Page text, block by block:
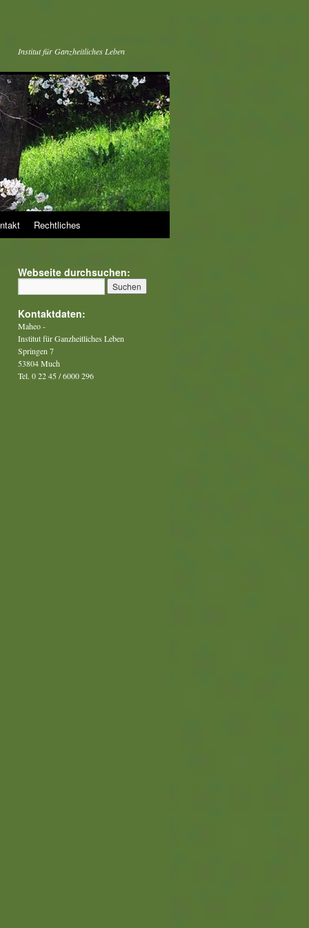
Institut für Ganzheitliches Leben
Rechtliches
Webseite durchsuchen:
Kontaktdaten:
Maheo -
Institut für Ganzheitliches Leben
Springen 7
53804 Much
Tel. 0 22 45 / 6000 296